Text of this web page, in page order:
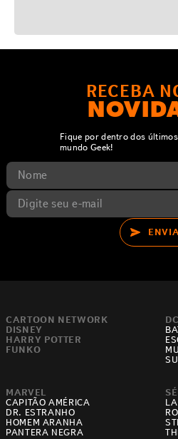
RECEBA
Fique por dentro dos
mundo Geek!
CARTOON NETWORK
DISNEY
HARRY POTTER
FUNKO
MARVEL
CAPITÃO AMÉRICA
DR. ESTRANHO
HOMEM ARANHA
PANTERA NEGRA